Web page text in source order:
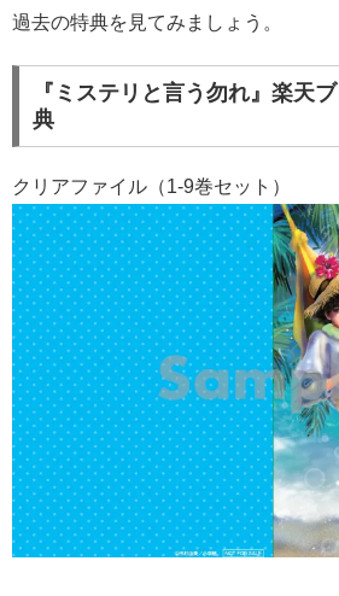
過去の特典を見てみましょう。
『ミステリと言う勿れ』楽天
典
クリアファイル（1-9巻セット）